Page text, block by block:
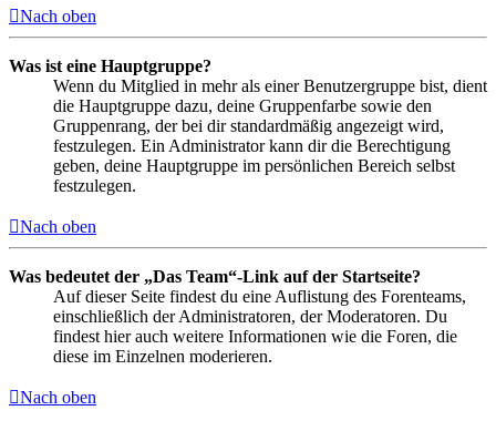
Nach oben
Was ist eine Hauptgruppe?
Wenn du Mitglied in mehr als einer Benutzergruppe bist, dient
die Hauptgruppe dazu, deine Gruppenfarbe sowie den
Gruppenrang, der bei dir standardmäßig angezeigt wird,
festzulegen. Ein Administrator kann dir die Berechtigung
geben, deine Hauptgruppe im persönlichen Bereich selbst
festzulegen.
Nach oben
Was bedeutet der „Das Team“-Link auf der Startseite?
Auf dieser Seite findest du eine Auflistung des Forenteams,
einschließlich der Administratoren, der Moderatoren. Du
findest hier auch weitere Informationen wie die Foren, die
diese im Einzelnen moderieren.
Nach oben